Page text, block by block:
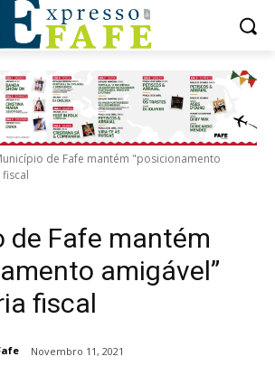
de Fafe mantém "posicionamento
de Fafe mantém
amigável”
fiscal
Novembro 11, 2021